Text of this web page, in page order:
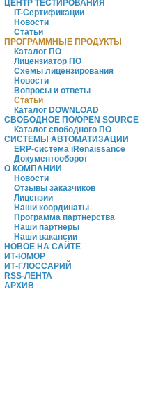
ЦЕНТР ТЕСТИРОВАНИЯ
IT-Сертификации
Новости
Статьи
ПРОГРАММНЫЕ ПРОДУКТЫ
Каталог ПО
Лицензиатор ПО
Схемы лицензирования
Новости
Вопросы и ответы
Статьи
Каталог DOWNLOAD
СВОБОДНОЕ ПО/OPEN SOURCE
Каталог свободного ПО
СИСТЕМЫ АВТОМАТИЗАЦИИ
ERP-система iRenaissance
Документооборот
О КОМПАНИИ
Новости
Отзывы заказчиков
Лицензии
Наши координаты
Программа партнерства
Наши партнеры
Наши вакансии
НОВОЕ НА САЙТЕ
ИТ-ЮМОР
ИТ-ГЛОССАРИЙ
RSS-ЛЕНТА
АРХИВ